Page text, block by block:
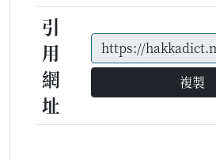
引
用
網
址
複製